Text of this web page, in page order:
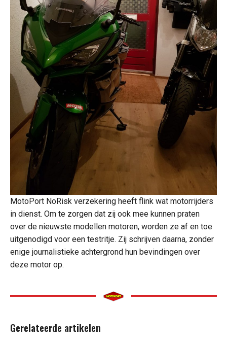
MotoPort NoRisk verzekering heeft flink wat motorrijders
in dienst. Om te zorgen dat zij ook mee kunnen praten
over de nieuwste modellen motoren, worden ze af en toe
uitgenodigd voor een testritje. Zij schrijven daarna, zonder
enige journalistieke achtergrond hun bevindingen over
deze motor op.
Gerelateerde artikelen